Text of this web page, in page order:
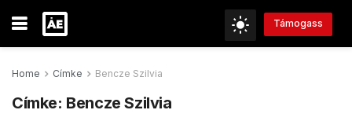
Támogass
Home Címke Bencze Szilvia
Címke: Bencze Szilvia